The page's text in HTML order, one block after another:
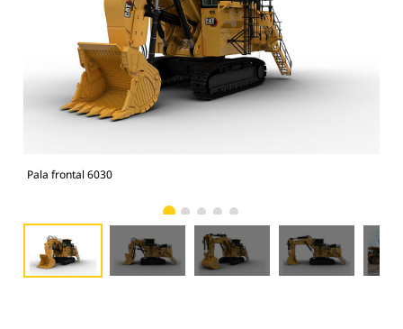
Pala frontal 6030